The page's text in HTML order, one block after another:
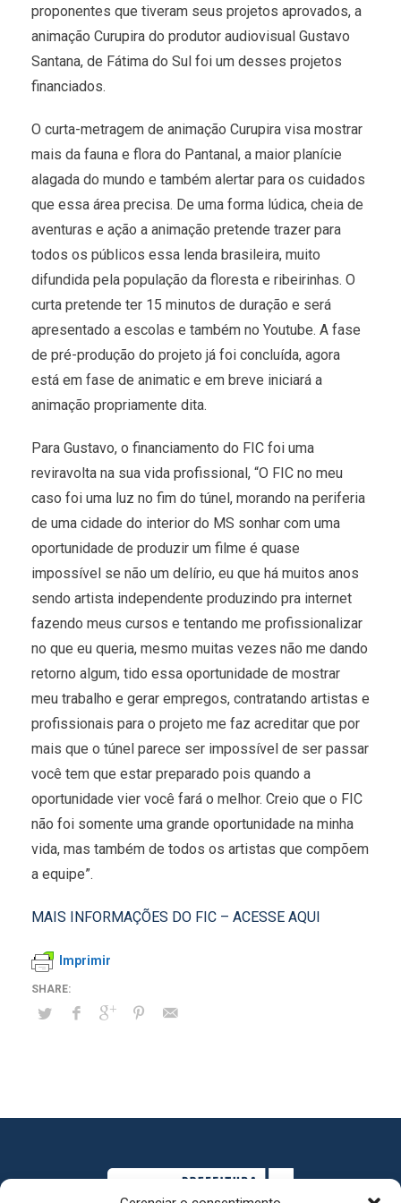
proponentes que tiveram seus projetos aprovados, a
animação Curupira do produtor audiovisual Gustavo
Santana, de Fátima do Sul foi um desses projetos
financiados.
O curta-metragem de animação Curupira visa mostrar
mais da fauna e flora do Pantanal, a maior planície
alagada do mundo e também alertar para os cuidados
que essa área precisa. De uma forma lúdica, cheia de
aventuras e ação a animação pretende trazer para
todos os públicos essa lenda brasileira, muito
difundida pela população da floresta e ribeirinhas. O
curta pretende ter 15 minutos de duração e será
apresentado a escolas e também no Youtube. A fase
de pré-produção do projeto já foi concluída, agora
está em fase de animatic e em breve iniciará a
animação propriamente dita.
Para Gustavo, o financiamento do FIC foi uma
reviravolta na sua vida profissional, “O FIC no meu
caso foi uma luz no fim do túnel, morando na periferia
de uma cidade do interior do MS sonhar com uma
oportunidade de produzir um filme é quase
impossível se não um delírio, eu que há muitos anos
sendo artista independente produzindo pra internet
fazendo meus cursos e tentando me profissionalizar
no que eu queria, mesmo muitas vezes não me dando
retorno algum, tido essa oportunidade de mostrar
meu trabalho e gerar empregos, contratando artistas e
profissionais para o projeto me faz acreditar que por
mais que o túnel parece ser impossível de ser passar
você tem que estar preparado pois quando a
oportunidade vier você fará o melhor. Creio que o FIC
não foi somente uma grande oportunidade na minha
vida, mas também de todos os artistas que compõem
a equipe”.
MAIS INFORMAÇÕES DO FIC – ACESSE AQUI
Imprimir